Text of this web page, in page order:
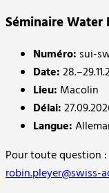
Séminaire Water
Numéro: sui-
Date:
Lieu: Macolin
Délai:
Langue:
Pour toute question :
robin.pleyer@swiss-